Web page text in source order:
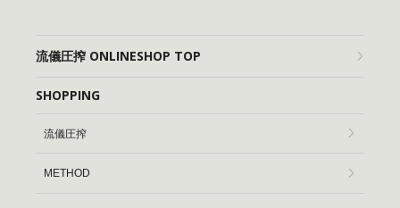
流儀圧搾 ONLINESHOP TOP
SHOPPING
流儀圧搾
METHOD